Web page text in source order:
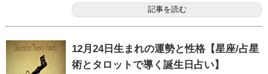
記事を読む
12月24日生まれの運勢と性格【星座/占星
術とタロットで導く誕生日占い】